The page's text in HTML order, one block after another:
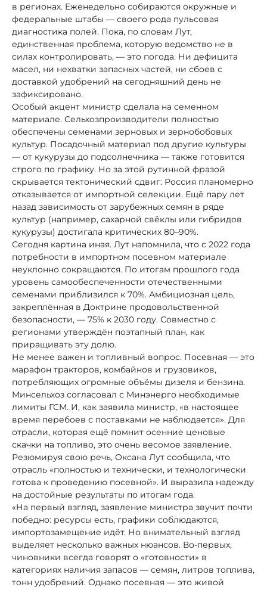
в регионах. Еженедельно собираются окружные и
федеральные штабы — своего рода пульсовая
диагностика полей. Пока, по словам Лут,
единственная проблема, которую ведомство не в
силах контролировать, — это погода. Ни дефицита
масел, ни нехватки запасных частей, ни сбоев с
доставкой удобрений на сегодняшний день не
зафиксировано.
Особый акцент министр сделала на семенном
материале. Сельхозпроизводители полностью
обеспечены семенами зерновых и зернобобовых
культур. Посадочный материал под другие культуры
— от кукурузы до подсолнечника — также готовится
строго по графику. Но за этой рутинной фразой
скрывается тектонический сдвиг: Россия планомерно
отказывается от импортной селекции. Ещё пару лет
назад зависимость от зарубежных семян в ряде
культур (например, сахарной свёклы или гибридов
кукурузы) достигала критических 80–90%.
Сегодня картина иная. Лут напомнила, что с 2022 года
потребности в импортном посевном материале
неуклонно сокращаются. По итогам прошлого года
уровень самообеспеченности отечественными
семенами приблизился к 70%. Амбициозная цель,
закреплённая в Доктрине продовольственной
безопасности, — 75% к 2030 году. Совместно с
регионами утверждён поэтапный план, как
приращивать эту долю.
Не менее важен и топливный вопрос. Посевная — это
марафон тракторов, комбайнов и грузовиков,
потребляющих огромные объёмы дизеля и бензина.
Минсельхоз согласовал с Минэнерго необходимые
лимиты ГСМ. И, как заявила министр, «в настоящее
время перебоев с поставками не наблюдается». Для
отрасли, которая ещё помнит осенние ценовые
скачки на топливо, это очень весомое заявление.
Резюмируя свою речь, Оксана Лут сообщила, что
отрасль «полностью и технически, и технологически
готова к проведению посевной». И выразила надежду
на достойные результаты по итогам года.
«На первый взгляд, заявление министра звучит почти
победно: ресурсы есть, графики соблюдаются,
импортозамещение идёт. Но внимательный взгляд
выделяет несколько важных нюансов. Во-первых,
чиновники всегда говорят о «готовности» в
категориях наличия запасов — семян, литров топлива,
тонн удобрений. Однако посевная — это живой